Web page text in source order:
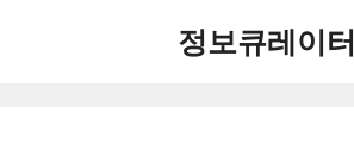
정보큐레이터